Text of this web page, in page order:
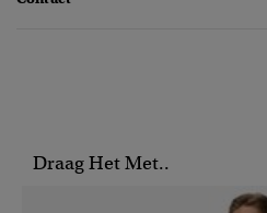
Draag Het Met..